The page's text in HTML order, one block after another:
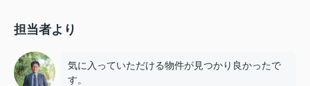
担当者より
気に入っていただける物件が見つかり良かったで
す。